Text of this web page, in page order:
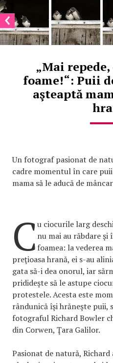
„Mai
foame!“: Puii
aşteaptă
Un fotograf pasionat de
cadre momentul în care
mama să le aducă de
Cu ciocurile larg
nu mai au răbdare
foamea: la vederea
preţioasa hrană, ei s-au
gata să-i dea onorul, iar
pridideşte să le astupe
protestele. Acesta este
rândunică îşi hrăneşte puii,
fotograful Richard Bowler
din Corwen, Ţara Galilor.
Pasionat de natură,